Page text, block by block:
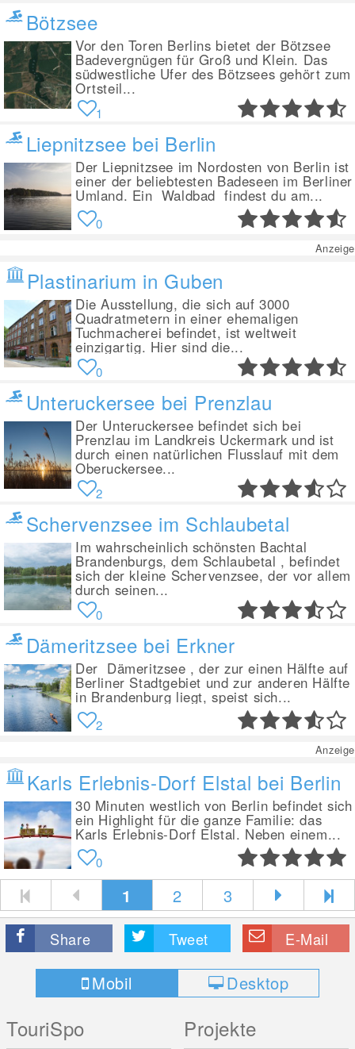
Bötzsee
Vor den Toren Berlins bietet der Bötzsee
Badevergnügen für Groß und Klein. Das
südwestliche Ufer des Bötzsees gehört zum
Ortsteil...
1
Liepnitzsee bei Berlin
Der Liepnitzsee im Nordosten von Berlin ist
einer der beliebtesten Badeseen im Berliner
Umland. Ein Waldbad findest du am...
0
Anzeige
Plastinarium in Guben
Die Ausstellung, die sich auf 3000
Quadratmetern in einer ehemaligen
Tuchmacherei befindet, ist weltweit
einzigartig. Hier sind die...
0
Unteruckersee bei Prenzlau
Der Unteruckersee befindet sich bei
Prenzlau im Landkreis Uckermark und ist
durch einen natürlichen Flusslauf mit dem
Oberuckersee...
2
Schervenzsee im Schlaubetal
Im wahrscheinlich schönsten Bachtal
Brandenburgs, dem Schlaubetal , befindet
sich der kleine Schervenzsee, der vor allem
durch seinen...
0
Dämeritzsee bei Erkner
Der Dämeritzsee , der zur einen Hälfte auf
Berliner Stadtgebiet und zur anderen Hälfte
in Brandenburg liegt, speist sich...
2
Anzeige
Karls Erlebnis-Dorf Elstal bei Berlin
30 Minuten westlich von Berlin befindet sich
ein Highlight für die ganze Familie: das
Karls Erlebnis-Dorf Elstal. Neben einem...
0
1 2 3
Share Tweet E-Mail
Mobil Desktop
TouriSpo Projekte